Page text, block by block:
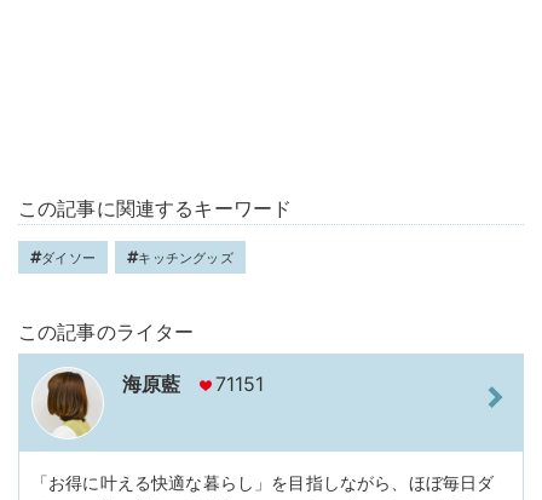
この記事に関連するキーワード
ダイソー キッチングッズ
この記事のライター
海原藍 71151
「お得に叶える快適な暮らし」を目指しながら、ほぼ毎日ダ